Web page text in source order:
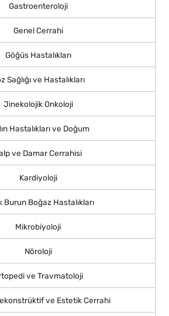
Gastroenteroloji
Genel Cerrahi
Göğüs Hastalıkları
Sağlığı ve Hastalıkları
Jinekolojik Onkoloji
Hastalıkları ve Doğum
ve Damar Cerrahisi
Kardiyoloji
Burun Boğaz Hastalıkları
Mikrobiyoloji
Nöroloji
ve Travmatoloji
ve Estetik Cerrahi